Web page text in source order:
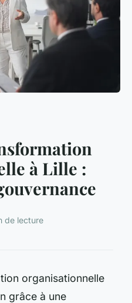
à Lille :
de lecture
organisationnelle
grâce à une